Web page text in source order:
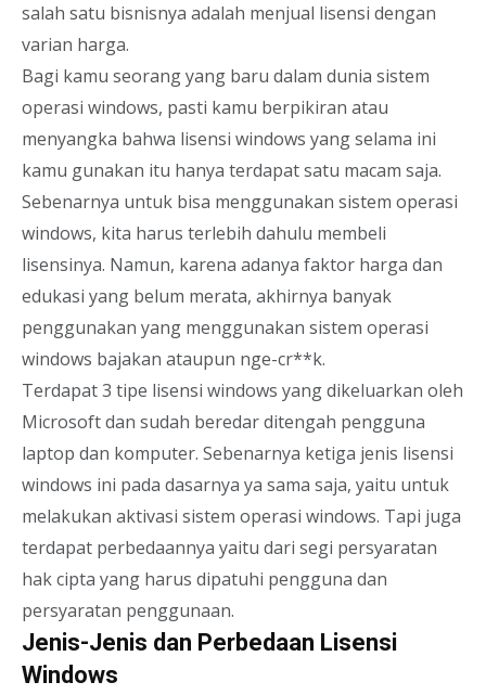
salah satu bisnisnya adalah menjual lisensi dengan
varian harga.
Bagi kamu seorang yang baru dalam dunia sistem
operasi windows, pasti kamu berpikiran atau
menyangka bahwa lisensi windows yang selama ini
kamu gunakan itu hanya terdapat satu macam saja.
Sebenarnya untuk bisa menggunakan sistem operasi
windows, kita harus terlebih dahulu membeli
lisensinya. Namun, karena adanya faktor harga dan
edukasi yang belum merata, akhirnya banyak
penggunakan yang menggunakan sistem operasi
windows bajakan ataupun nge-cr**k.
Terdapat 3 tipe lisensi windows yang dikeluarkan oleh
Microsoft dan sudah beredar ditengah pengguna
laptop dan komputer. Sebenarnya ketiga jenis lisensi
windows ini pada dasarnya ya sama saja, yaitu untuk
melakukan aktivasi sistem operasi windows. Tapi juga
terdapat perbedaannya yaitu dari segi persyaratan
hak cipta yang harus dipatuhi pengguna dan
persyaratan penggunaan.
Jenis-Jenis dan Perbedaan Lisensi
Windows